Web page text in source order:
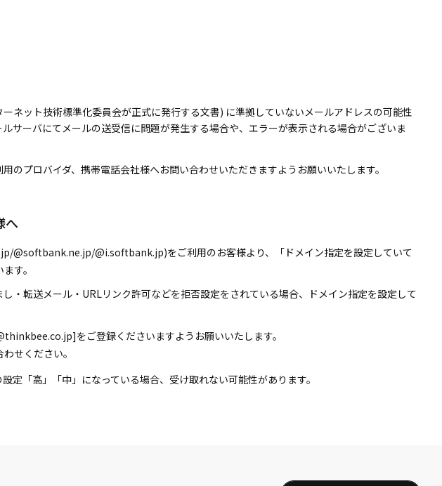
ット技術標準化委員会が正式に発行する文書) に準拠していないメールアドレスの可能性
サーバにてメールの送受信に問題が発生する場合や、エラーが表示される場合がございま
のプロバイダ、携帯電話会社様へお問い合わせいただきますようお願いいたします。
へ
@softbank.ne.jp/@i.softbank.jp)をご利用のお客様より、「ドメイン指定を設定していて
す。
・転送メール・URLリンク許可などを拒否設定をされている場合、ドメイン指定を設定して
をご登録くださいますようお願いいたします。
せください。
「高」「中」になっている場合、受け取れない可能性があります。